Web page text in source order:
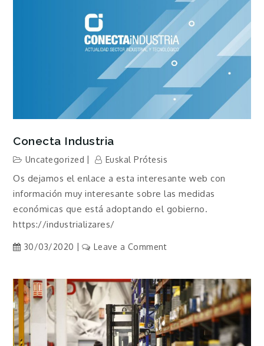
Conecta Industria
Uncategorized Euskal Prótesis
Os dejamos el enlace a esta interesante web con
información muy interesante sobre las medidas
económicas que está adoptando el gobierno.
https://industrializares/
30/03/2020 Leave a Commenton